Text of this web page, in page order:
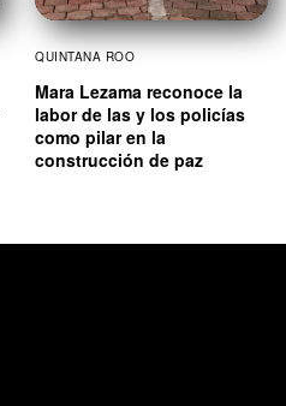
QUINTANA ROO
Mara Lezama reconoce la
labor de las y los policías
como pilar en la
construcción de paz